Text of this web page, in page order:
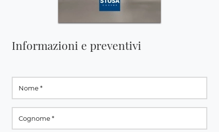
Informazioni e preventivi